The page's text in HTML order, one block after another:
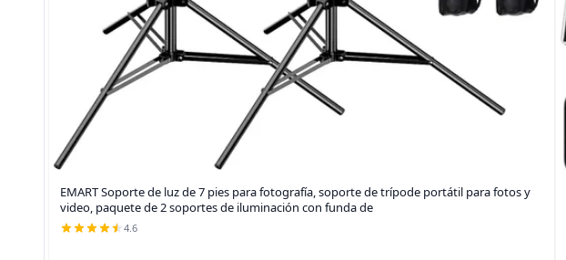
EMART Soporte de luz de 7 pies para fotografía, soporte de trípode portátil para fotos y
video, paquete de 2 soportes de iluminación con funda de
4.6